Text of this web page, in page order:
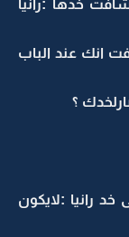
خدها :رانيا
انك عند الباب
؟
رانيا :لايكون